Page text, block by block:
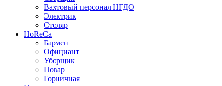
Вахтовый персонал НГДО
Электрик
Столяр
HoReCa
Бармен
Официант
Уборщик
Повар
Горничная